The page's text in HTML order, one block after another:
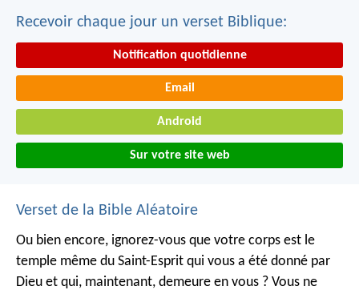
Recevoir chaque jour un verset Biblique:
Notification quotidienne
Email
Android
Sur votre site web
Verset de la Bible Aléatoire
Ou bien encore, ignorez-vous que votre corps est le
temple même du Saint-Esprit qui vous a été donné par
Dieu et qui, maintenant, demeure en vous ? Vous ne